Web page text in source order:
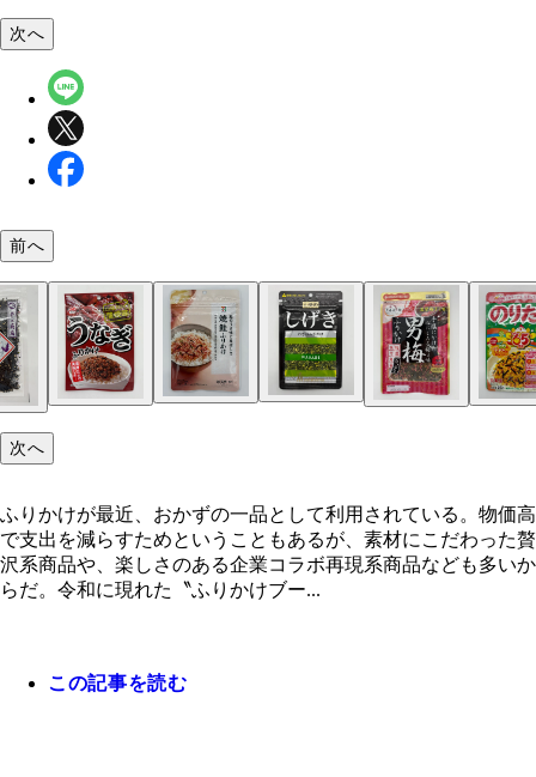
【第1位】うなぎふりかけ蒲焼味（ニチフリ）
【第2位】焼鮭ふりかけ（セブンプレミアム）
【第3位】しげき（三島食品） 140円
【第5位】のりたま（丸美屋） 130円
次へ
前へ
次へ
ふりかけが最近、おかずの一品として利用されている。物価高
で支出を減らすためということもあるが、素材にこだわった贅
沢系商品や、楽しさのある企業コラボ再現系商品なども多いか
らだ。令和に現れた〝ふりかけブー...
この記事を読む